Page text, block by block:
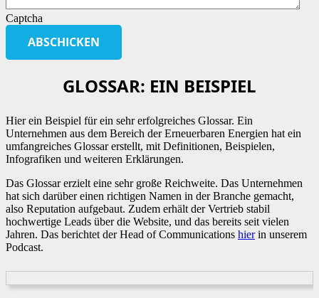
Captcha
GLOSSAR: EIN BEISPIEL
Hier ein Beispiel für ein sehr erfolgreiches Glossar. Ein
Unternehmen aus dem Bereich der Erneuerbaren Energien hat ein
umfangreiches Glossar erstellt, mit Definitionen, Beispielen,
Infografiken und weiteren Erklärungen.
Das Glossar erzielt eine sehr große Reichweite. Das Unternehmen
hat sich darüber einen richtigen Namen in der Branche gemacht,
also Reputation aufgebaut. Zudem erhält der Vertrieb stabil
hochwertige Leads über die Website, und das bereits seit vielen
Jahren. Das berichtet der Head of Communications hierin unserem
Podcast.